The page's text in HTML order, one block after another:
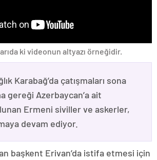
ki videonun altyazı örneğidir.
Karabağ’da çatışmaları sona
gereği Azerbaycan’a ait
Ermeni siviller ve askerler,
devam ediyor.
başkent Erivan’da istifa etmesi için